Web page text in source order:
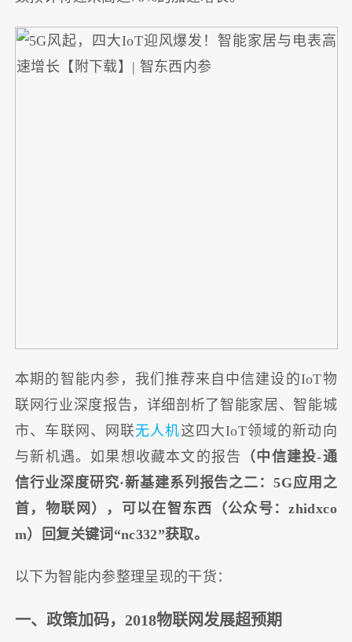
本期的智能内参，我们推荐来自中信建设的IoT物
联网行业深度报告，详细剖析了智能家居、智能城
市、车联网、网联无人机这四大IoT领域的新动向
与新机遇。如果想收藏本文的报告
（中信建投-通
信行业深度研究·新基建系列报告之二：5G应用之
首，物联网），可以在智东西（公众号：zhidxco
m）回复关键词“nc332”获取。
以下为智能内参整理呈现的干货：
一、政策加码，2018物联网发展超预期